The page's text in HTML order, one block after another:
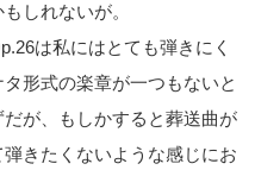
しれないが。
は私にはとても弾きにく
形式の楽章が一つもないと
が、もしかすると葬送曲が
きたくないような感じにお